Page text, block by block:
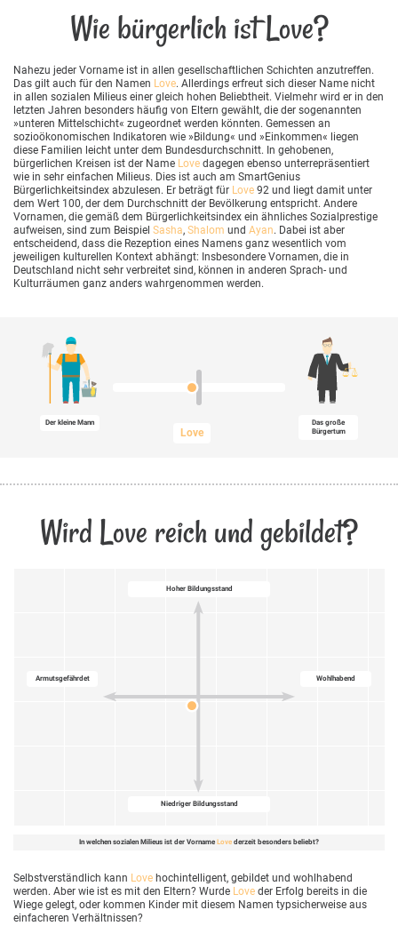
Wie bürgerlich ist Love?
Nahezu jeder Vorname ist in allen gesellschaftlichen Schichten anzutreffen.
Das gilt auch für den Namen Love. Allerdings erfreut sich dieser Name nicht
in allen sozialen Milieus einer gleich hohen Beliebtheit. Vielmehr wird er in den
letzten Jahren besonders häufig von Eltern gewählt, die der sogenannten
»unteren Mittelschicht« zugeordnet werden könnten. Gemessen an
sozioökonomischen Indikatoren wie »Bildung« und »Einkommen« liegen
diese Familien leicht unter dem Bundesdurchschnitt. In gehobenen,
bürgerlichen Kreisen ist der Name Love dagegen ebenso unterrepräsentiert
wie in sehr einfachen Milieus. Dies ist auch am SmartGenius
Bürgerlichkeitsindex abzulesen. Er beträgt für Love 92 und liegt damit unter
dem Wert 100, der dem Durchschnitt der Bevölkerung entspricht. Andere
Vornamen, die gemäß dem Bürgerlichkeitsindex ein ähnliches Sozialprestige
aufweisen, sind zum Beispiel Sasha, Shalom und Ayan. Dabei ist aber
entscheidend, dass die Rezeption eines Namens ganz wesentlich vom
jeweiligen kulturellen Kontext abhängt: Insbesondere Vornamen, die in
Deutschland nicht sehr verbreitet sind, können in anderen Sprach- und
Kulturräumen ganz anders wahrgenommen werden.
Der kleine Mann
Love
Das große
Bürgertum
Wird Love reich und gebildet?
Hoher Bildungsstand
Wohlhabend
Niedriger Bildungsstand
Armutsgefährdet
In welchen sozialen Milieus ist der Vorname Love derzeit besonders beliebt?
Selbstverständlich kann Love hochintelligent, gebildet und wohlhabend
werden. Aber wie ist es mit den Eltern? Wurde Love der Erfolg bereits in die
Wiege gelegt, oder kommen Kinder mit diesem Namen typsicherweise aus
einfacheren Verhältnissen?